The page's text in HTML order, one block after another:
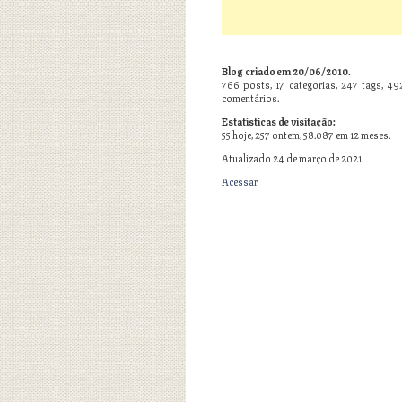
Blog criado em 20/06/2010.
766 posts, 17 categorias, 247 tags,
comentários.
Estatísticas de visitação:
55 hoje, 257 ontem, 58.087 em 12 meses.
Atualizado 24 de março de 2021.
Acessar